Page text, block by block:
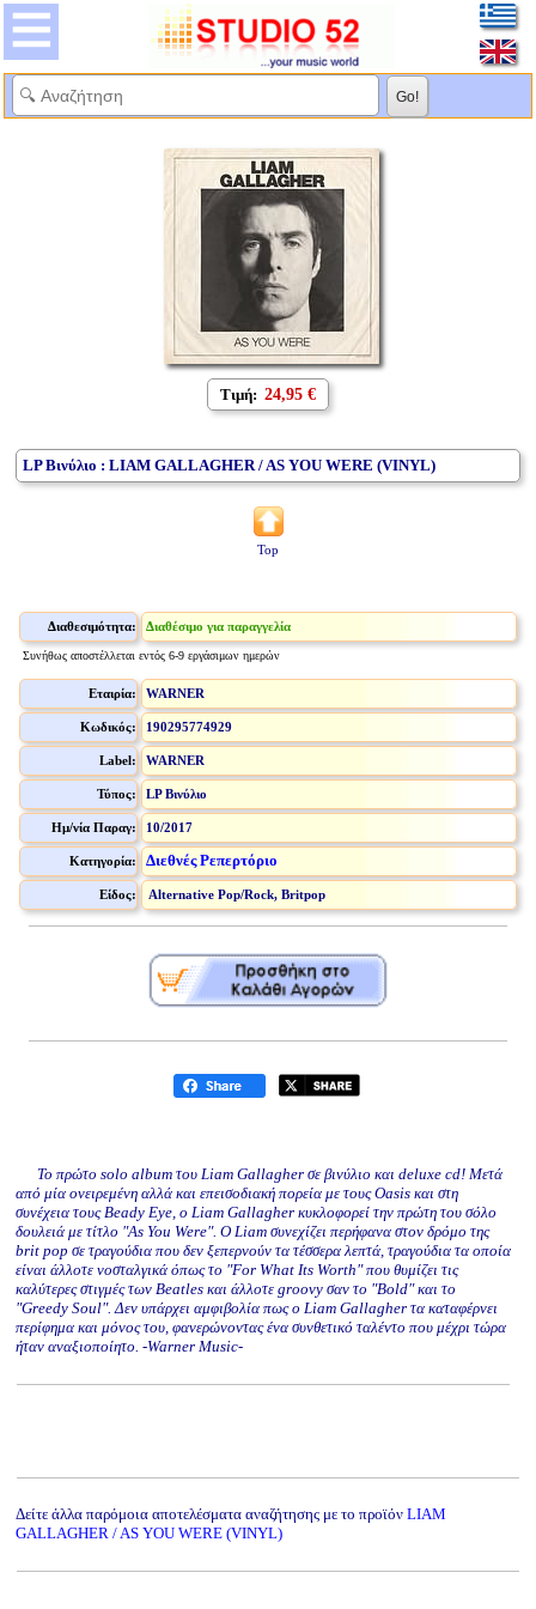
Τιμή: 24,95 €
LP Βινύλιο : LIAM GALLAGHER / AS YOU WERE (VINYL)
Top
Διαθεσιμότητα: Διαθέσιμο για παραγγελία
Συνήθως αποστέλλεται εντός 6-9 εργάσιμων ημερών
Εταιρία: WARNER
Κωδικός: 190295774929
Label: WARNER
Τύπος: LP Βινύλιο
Ημ/νία Παραγ: 10/2017
Κατηγορία: Διεθνές Ρεπερτόριο
Είδος: Alternative Pop/Rock, Britpop
Το πρώτο solo album του Liam Gallagher σε βινύλιο και deluxe cd! Μετά
από μία ονειρεμένη αλλά και επεισοδιακή πορεία με τους Oasis και στη
συνέχεια τους Beady Eye, ο Liam Gallagher κυκλοφορεί την πρώτη του σόλο
δουλειά με τίτλο "As You Were". Ο Liam συνεχίζει περήφανα στον δρόμο της
brit pop σε τραγούδια που δεν ξεπερνούν τα τέσσερα λεπτά, τραγούδια τα οποία
είναι άλλοτε νοσταλγικά όπως το "For What Its Worth" που θυμίζει τις
καλύτερες στιγμές των Beatles και άλλοτε groovy σαν το "Bold" και το
"Greedy Soul". Δεν υπάρχει αμφιβολία πως ο Liam Gallagher τα καταφέρνει
περίφημα και μόνος του, φανερώνοντας ένα συνθετικό ταλέντο που μέχρι τώρα
ήταν αναξιοποίητο. -Warner Music-
Δείτε άλλα παρόμοια αποτελέσματα αναζήτησης με το προϊόν LIAM
GALLAGHER / AS YOU WERE (VINYL)